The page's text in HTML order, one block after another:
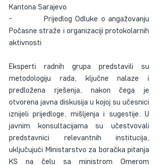
Kantona Sarajevo
-          Prijedlog Odluke o angažovanju
Počasne straže i organizaciji protokolarnih
aktivnosti
Eksperti radnih grupa predstavili su
metodologiju rada, ključne nalaze i
predložena rješenja, nakon čega je
otvorena javna diskusija u kojoj su učesnici
iznijeli prijedloge, mišljenja i sugestije. U
javnim konsultacijama su učestvovali
predstavnici relevantnih institucija,
uključujući Ministarstvo za boračka pitanja
KS na čelu sa ministrom Omerom